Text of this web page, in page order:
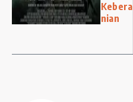
Kebera
nian